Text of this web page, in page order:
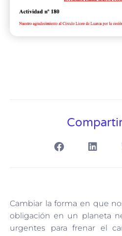
Cambiar la forma en que
obligación en un planeta
urgentes para frenar el